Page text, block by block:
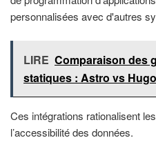
personnalisées avec d'autres
LIRE Comparaison des
statiques : Astro vs
Ces intégrations rationalisent
l’accessibilité des données.